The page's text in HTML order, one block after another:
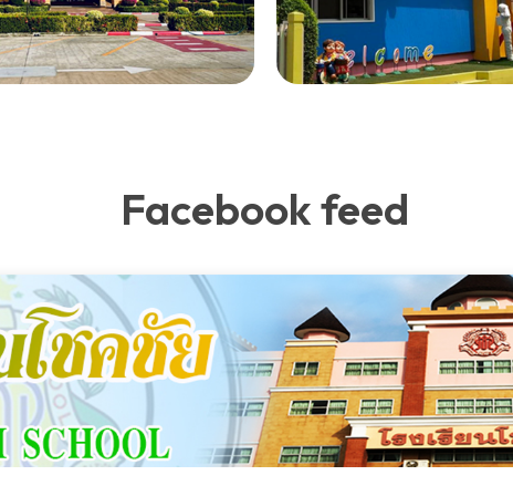
Facebook feed